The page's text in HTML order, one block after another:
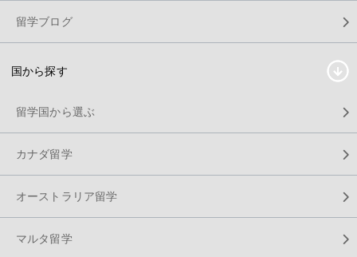
留学ブログ
国から探す
留学国から選ぶ
カナダ留学
オーストラリア留学
マルタ留学